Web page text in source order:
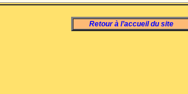
Retour à l’accueil du site